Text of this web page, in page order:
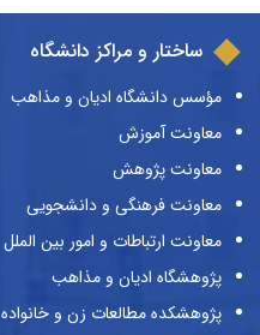
ساختار و مراکز دانشگاه
مؤسس دانشگاه ادیان و مذاهب
معاونت آموزش
معاونت پژوهش
معاونت فرهنگی و دانشجویی
معاونت ارتباطات و امور بین الملل
پژوهشگاه ادیان و مذاهب
پژوهشکده مطالعات زن و خانواده